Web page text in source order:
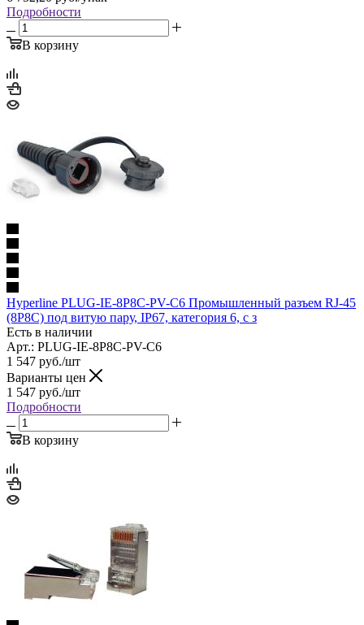
Подробности
В корзину
Hyperline PLUG-IE-8P8C-PV-C6 Промышленный разъем RJ-45
(8P8C) под витую пару, IP67, категория 6, с з
Есть в наличии
Арт.: PLUG-IE-8P8C-PV-C6
1 547 руб./шт
Варианты цен
1 547 руб./шт
Подробности
В корзину